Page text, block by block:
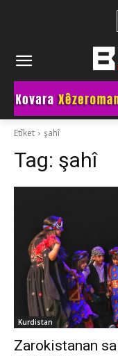
Etîket şahî
Tag: şahî
Kurdistan
Zarokistanan